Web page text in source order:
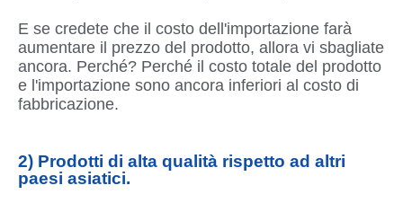
E se credete che il costo dell'importazione farà
aumentare il prezzo del prodotto, allora vi sbagliate
ancora. Perché? Perché il costo totale del prodotto
e l'importazione sono ancora inferiori al costo di
fabbricazione.
2) Prodotti di alta qualità rispetto ad altri
paesi asiatici.